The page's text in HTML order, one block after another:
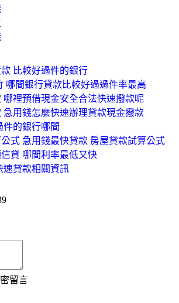
比較好過件的銀行
哪間銀行貸款比較好過過件率最高
哪裡預借現金安全合法快速撥款呢
急用錢怎麼快速辦理貸款現金撥款
件的銀行哪間
式 急用錢最快貸款 房屋貸款試算公式
貸 哪間利率最低又快
速貸款相關資訊
留言